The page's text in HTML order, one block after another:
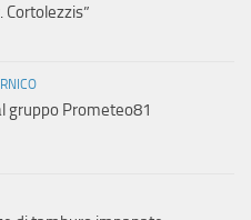
Cortolezzis”
gruppo Prometeo81